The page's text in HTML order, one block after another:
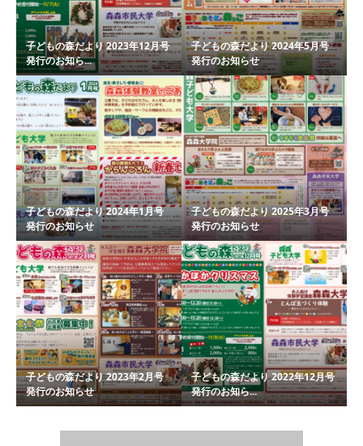
子どもの森だより 2023年12月号
発行のお知ら...
子どもの森だより 2024年5月号
発行のお知らせ
子どもの森だより 2024年1月号
発行のお知らせ
子どもの森だより 2025年3月号
発行のお知らせ
子どもの森だより 2023年2月号
発行のお知らせ
子どもの森だより 2022年12月号
発行のお知ら...